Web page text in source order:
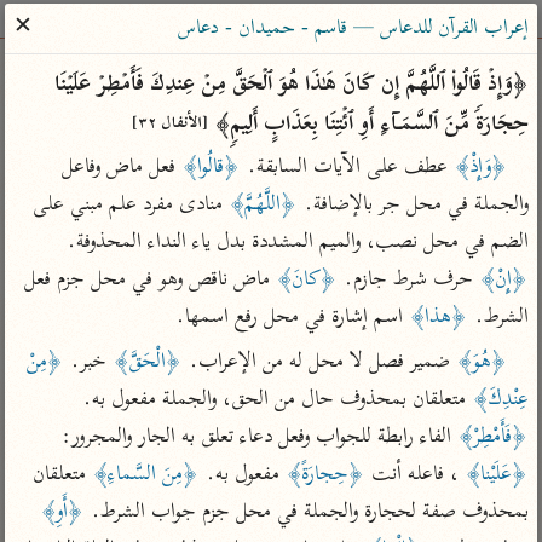
ساهم معنا في نشر القرآن والعلم الشرعي
الباحث القرآني
بحث علوم مصاحف
Type 2 or more characters for results.
Type 1 or more
characters for results.
أمّهات
تفسير الطبري
تفسير ابن كثير
تفسير القرطبي
تفسير البغوي
عامّة
فتح البيان للقنوجي
فتح القدير للشوكاني
تفسير ابن جزي
موسوعات
معاصرة
المختصر في
التفسير
تفسير السعدي
أيسر التفاسير
إعراب القرآن للدعاس — قاسم - حميدان - دعاس
✕
حِجَارَةࣰ مِّنَ ٱلسَّمَاۤءِ أَوِ ٱئۡتِنَا بِعَذَابٍ أَلِیمࣲ﴾ [الأنفال ٣٢]
﴿وَإِذْ﴾ عطف على الآيات السابقة. ﴿قالُوا﴾
والجملة في محل جر بالإضافة. ﴿اللَّهُمَّ﴾
الضم في محل نصب، والميم المشددة بدل ياء النداء المحذوفة.
﴿إِنْ﴾ حرف شرط جازم. ﴿كانَ﴾
الشرط. ﴿هذا﴾ اسم إشارة في محل رفع اسمها.
﴿هُوَ﴾ ضمير فصل لا محل له من الإعراب. ﴿الْحَقَّ﴾ خبر.
عِنْدِكَ﴾ متعلقان بمحذوف حال من الحق، والجملة مفعول به.
﴿فَأَمْطِرْ﴾ الفاء رابطة للجواب وفعل دعاء تعلق به الجار والمجرور:
﴿عَلَيْنا﴾ ، فاعله أنت ﴿حِجارَةً﴾ مفعول به. ﴿مِنَ السَّماءِ﴾
بمحذوف صفة لحجارة والجملة في محل جزم جواب الشرط. ﴿أَوِ﴾